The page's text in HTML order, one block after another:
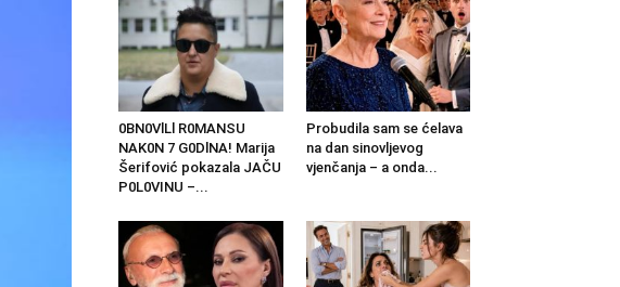
0BN0VlLl R0MANSU
NAK0N 7 G0DlNA! Marija
Šerifović pokazala JAČU
P0L0VINU –...
Probudila sam se ćelava
na dan sinovljevog
vjenčanja – a onda...